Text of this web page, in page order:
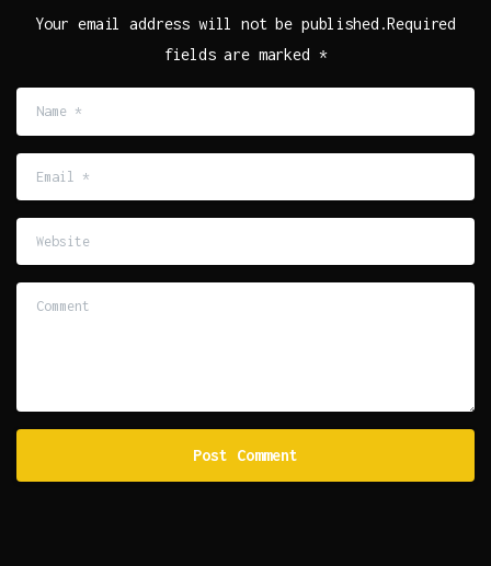
Your email address will not be published.Required
fields are marked *
*
Website